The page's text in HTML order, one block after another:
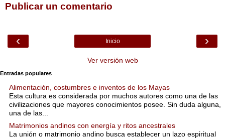
Publicar un comentario
‹ ›
Inicio
Ver versión web
Entradas populares
Alimentación, costumbres e inventos de los Mayas
Esta cultura es considerada por muchos autores como una de las
civilizaciones que mayores conocimientos posee. Sin duda alguna,
una de las...
Matrimonios andinos con energía y ritos ancestrales
La unión o matrimonio andino busca establecer un lazo espiritual